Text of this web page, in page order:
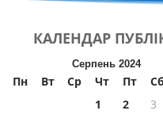
КАЛЕНДАР
Серпень 2024
Пн Вт Ср Чт Пт Сб
1
2 3